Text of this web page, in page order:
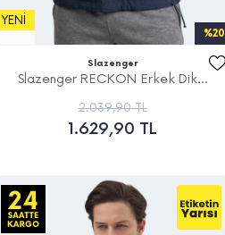
%20
YENI
Slazenger
Slazenger RECKON Erkek Dik...
2.039,90 TL
1.629,90 TL